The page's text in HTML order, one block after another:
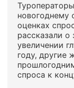
новогоднему
оценках
рассказали о
увеличении
году, другие
спроса к